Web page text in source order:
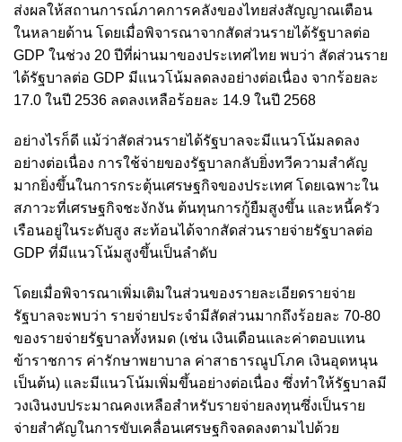
ส่งผลให้สถานการณ์ภาคการคลังของไทยส่งสัญญาณเตือน
ในหลายด้าน โดยเมื่อพิจารณาจากสัดส่วนรายได้รัฐบาลต่อ
GDP ในช่วง 20 ปีที่ผ่านมาของประเทศไทย พบว่า สัดส่วนราย
ได้รัฐบาลต่อ GDP มีแนวโน้มลดลงอย่างต่อเนื่อง จากร้อยละ
17.0 ในปี 2536 ลดลงเหลือร้อยละ 14.9 ในปี 2568
อย่างไรก็ดี แม้ว่าสัดส่วนรายได้รัฐบาลจะมีแนวโน้มลดลง
อย่างต่อเนื่อง การใช้จ่ายของรัฐบาลกลับยิ่งทวีความสำคัญ
มากยิ่งขึ้นในการกระตุ้นเศรษฐกิจของประเทศ โดยเฉพาะใน
สภาวะที่เศรษฐกิจชะงักงัน ต้นทุนการกู้ยืมสูงขึ้น และหนี้ครัว
เรือนอยู่ในระดับสูง สะท้อนได้จากสัดส่วนรายจ่ายรัฐบาลต่อ
GDP ที่มีแนวโน้มสูงขึ้นเป็นลำดับ
โดยเมื่อพิจารณาเพิ่มเติมในส่วนของรายละเอียดรายจ่าย
รัฐบาลจะพบว่า รายจ่ายประจำมีสัดส่วนมากถึงร้อยละ 70-80
ของรายจ่ายรัฐบาลทั้งหมด (เช่น เงินเดือนและค่าตอบแทน
ข้าราชการ ค่ารักษาพยาบาล ค่าสาธารณูปโภค เงินอุดหนุน
เป็นต้น) และมีแนวโน้มเพิ่มขึ้นอย่างต่อเนื่อง ซึ่งทำให้รัฐบาลมี
วงเงินงบประมาณคงเหลือสำหรับรายจ่ายลงทุนซึ่งเป็นราย
จ่ายสำคัญในการขับเคลื่อนเศรษฐกิจลดลงตามไปด้วย